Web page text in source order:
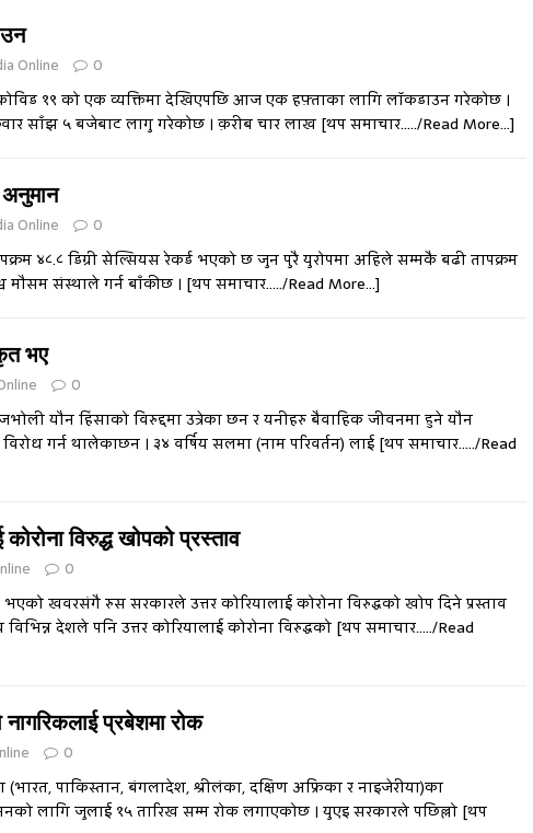
Online 0
१९ को एक व्यक्तिमा देखिएपछि आज एक हफ़्ताका लागि लॉकडाउन गरेकोछ ।
साँझ ५ बजेबाट लागु गरेकोछ । क़रीब चार लाख [थप समाचार…../Read More…]
अनुमान
Online 0
४८.८ डिग्री सेल्सियस रेकर्ड भएको छ जुन पुरै युरोपमा अहिले सम्मकै बढी तापक्रम
मौसम संस्थाले गर्न बाँकीछ । [थप समाचार…../Read More…]
भए
0
यौन हिंसाको विरुद्दमा उत्रेका छन र यनीहरु बैवाहिक जीवनमा हुने यौन
गर्न थालेकाछन । ३४ वर्षिय सलमा (नाम परिवर्तन) लाई [थप समाचार…../Read
कोरोना विरुद्ध खोपको प्रस्ताव
0
भएको खवरसंगै रुस सरकारले उत्तर कोरियालाई कोरोना विरुद्धको खोप दिने प्रस्ताव
देशले पनि उत्तर कोरियालाई कोरोना विरुद्धको [थप समाचार…../Read
प्रबेशमा रोक
0
पाकिस्तान, बंगलादेश, श्रीलंका, दक्षिण अफ्रिका र नाइजेरीया)का
लागि जुलाई १५ तारिख सम्म रोक लगाएकोछ । युएइ सरकारले पछिल्लो [थप